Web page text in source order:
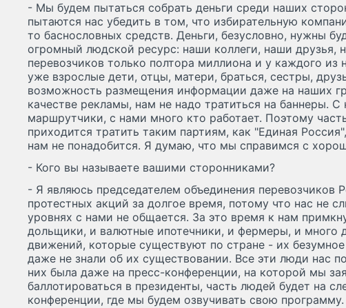
- Мы будем пытаться собрать деньги среди наших
пытаются нас убедить в том, что избирательную
то баснословных средств. Деньги, безусловно, нужны
огромный людской ресурс: наши коллеги, наши друзья,
перевозчиков только полтора миллиона и у каждого из
уже взрослые дети, отцы, матери, браться, сестры,
возможность размещения информации даже на наших
качестве рекламы, нам не надо тратиться на баннеры. С
маршрутчики, с нами много кто работает. Поэтому
приходится тратить таким партиям, как "Единая
нам не понадобится. Я думаю, что мы справимся с
- Кого вы называете вашими сторонниками?
- Я являюсь председателем объединения перевозчиков
протестных акций за долгое время, потому что нас не
уровнях с нами не общается. За это время к нам
дольщики, и валютные ипотечники, и фермеры, и много
движений, которые существуют по стране - их
даже не знали об их существовании. Все эти люди нас
них была даже на пресс-конференции, на которой мы
баллотироваться в президенты, часть людей будет на
конференции, где мы будем озвучивать свою программу.